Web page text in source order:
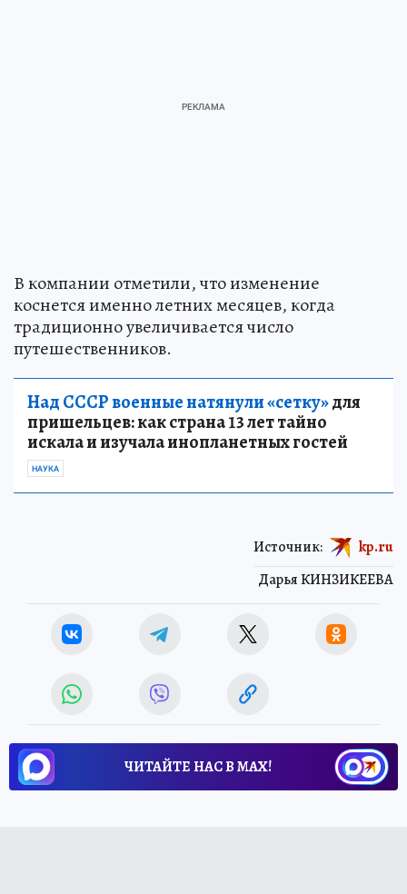
В компании отметили, что изменение
коснется именно летних месяцев, когда
традиционно увеличивается число
путешественников.
Над СССР военные натянули «сетку»для
пришельцев: как страна 13 лет тайно
искала и изучала инопланетных гостей
НАУКА
Дарья КИНЗИКЕЕВА
Источник: kp.ru
ЧИТАЙТЕ НАС В МАХ!